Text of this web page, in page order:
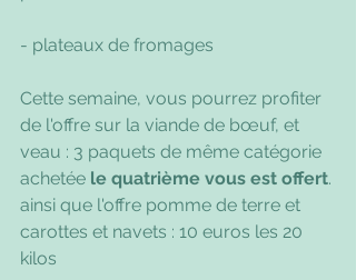
- plateaux de fromages
Cette semaine, vous pourrez profiter
de l'offre sur la viande de bœuf, et
veau : 3 paquets de même catégorie
achetée le quatrième vous est offert.
ainsi que l'offre pomme de terre et
carottes et navets : 10 euros les 20
kilos